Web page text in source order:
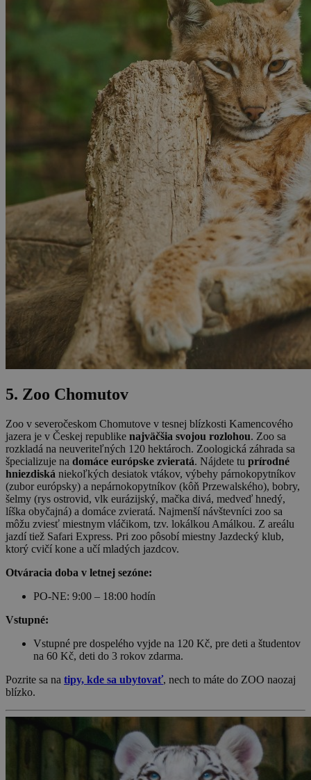
5. Zoo Chomutov
Zoo v severočeskom Chomutove v tesnej blízkosti Kamencového
jazera je v Českej republike najväčšia svojou rozlohou. Zoo sa
rozkladá na neuveriteľných 120 hektároch. Zoologická záhrada sa
špecializuje na domáce európske zvieratá. Nájdete tu prírodné
hniezdiská niekoľkých desiatok vtákov, výbehy párnokopytníkov
(zubor európsky) a nepárnokopytníkov (kôň Przewalského), bobry,
šelmy (rys ostrovid, vlk eurázijský, mačka divá, medveď hnedý,
líška obyčajná) a domáce zvieratá. Najmenší návštevníci zoo sa
môžu zviesť miestnym vláčikom, tzv. lokálkou Amálkou. Z areálu
jazdí tiež Safari Express. Pri zoo pôsobí miestny Jazdecký klub,
ktorý cvičí kone a učí mladých jazdcov.
Otváracia doba v letnej sezóne:
PO-NE: 9:00 – 18:00 hodín
Vstupné:
Vstupné pre dospelého vyjde na 120 Kč, pre deti a študentov
na 60 Kč, deti do 3 rokov zdarma.
Pozrite sa na tipy, kde sa ubytovať, nech to máte do ZOO naozaj
blízko.